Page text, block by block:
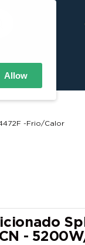
-Frio/Calor
-
Allow